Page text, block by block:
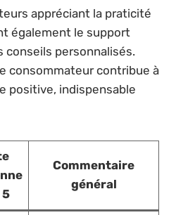
appréciant la praticité
également le support
conseils personnalisés.
consommateur contribue à
positive, indispensable
Commentaire
général